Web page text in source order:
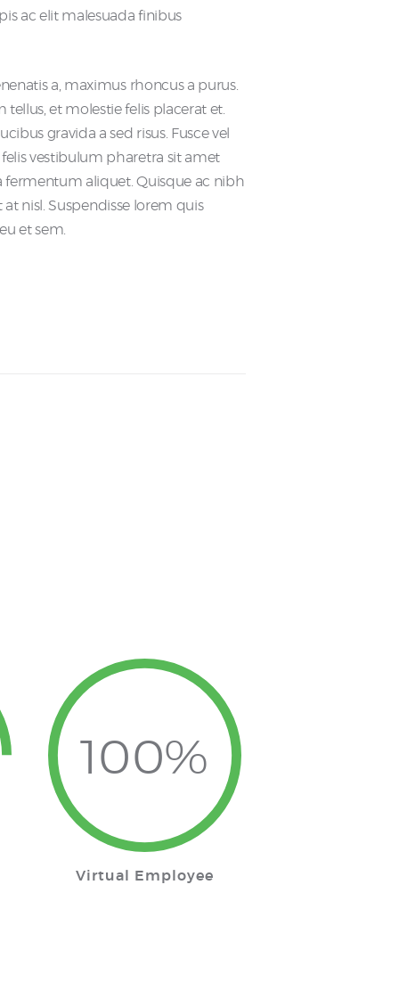
ac elit malesuada finibus
a, maximus rhoncus a purus.
et molestie felis placerat et.
gravida a sed risus. Fusce vel
vestibulum pharetra sit amet
fermentum aliquet. Quisque ac nibh
at nisl. Suspendisse lorem quis
et sem.
100%
Virtual Employee